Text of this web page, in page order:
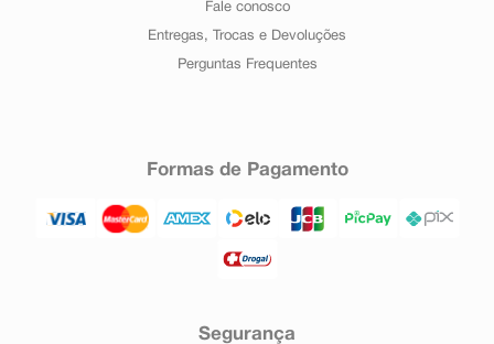
Fale conosco
Entregas, Trocas e Devoluções
Perguntas Frequentes
Formas de Pagamento
Segurança